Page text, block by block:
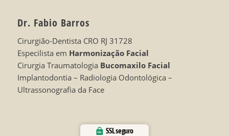
Dr. Fabio Barros
Cirurgião-Dentista CRO RJ 31728
Especilista em Harmonização Facial
Cirurgia Traumatologia Bucomaxilo Facial
Implantodontia – Radiologia Odontológica –
Ultrassonografia da Face
SSL seguro